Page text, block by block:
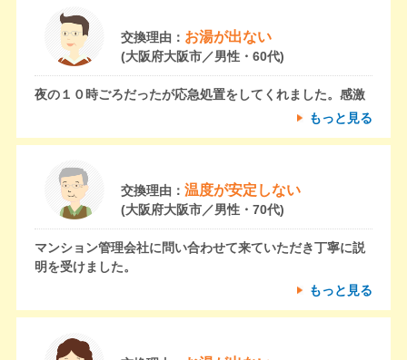
交換理由： お湯が出ない
(大阪府大阪市／男性・60代)
夜の１０時ごろだったが応急処置をしてくれました。感激
もっと見る
交換理由： 温度が安定しない
(大阪府大阪市／男性・70代)
マンション管理会社に問い合わせて来ていただき丁寧に説
明を受けました。
もっと見る